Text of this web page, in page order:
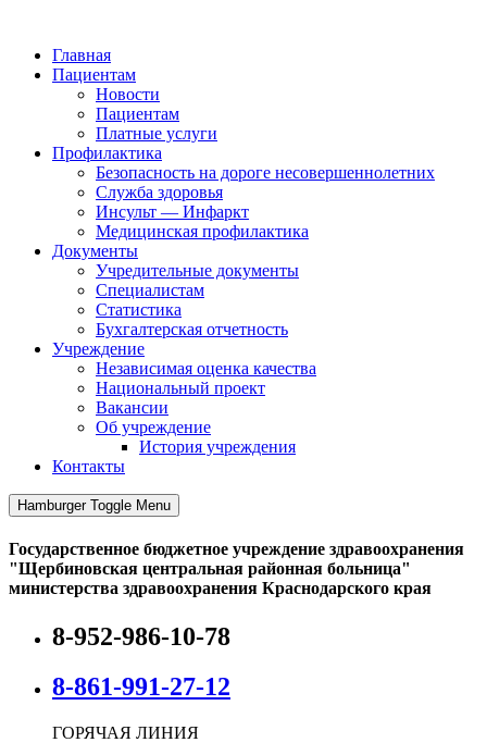
Главная
Пациентам
Новости
Пациентам
Платные услуги
Профилактика
Безопасность на дороге несовершеннолетних
Служба здоровья
Инсульт — Инфаркт
Медицинская профилактика
Документы
Учредительные документы
Специалистам
Статистика
Бухгалтерская отчетность
Учреждение
Независимая оценка качества
Национальный проект
Вакансии
Об учреждение
История учреждения
Контакты
Hamburger Toggle Menu
Государственное бюджетное учреждение здравоохранения
"Щербиновская центральная районная больница"
министерства здравоохранения Краснодарского края
8-952-986-10-78
8-861-991-27-12
ГОРЯЧАЯ ЛИНИЯ